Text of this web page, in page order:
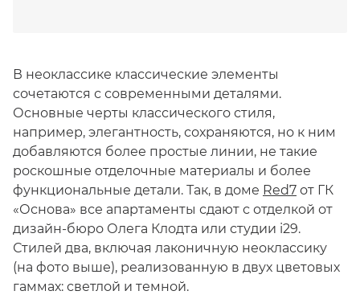
В неоклассике классические элементы
сочетаются с современными деталями.
Основные черты классического стиля,
например, элегантность, сохраняются, но к ним
добавляются более простые линии, не такие
роскошные отделочные материалы и более
функциональные детали. Так, в доме Red7 от ГК
«Основа» все апартаменты сдают с отделкой от
дизайн-бюро Олега Клодта или студии i29.
Стилей два, включая лаконичную неоклассику
(на фото выше), реализованную в двух цветовых
гаммах: светлой и темной.